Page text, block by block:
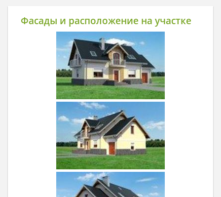
Фасады и расположение на участке